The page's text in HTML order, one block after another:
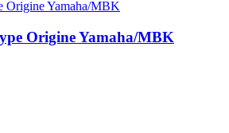
Origine Yamaha/MBK